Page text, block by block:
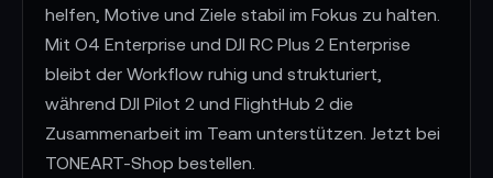
helfen, Motive und Ziele stabil im Fokus zu halten.
Mit O4 Enterprise und DJI RC Plus 2 Enterprise
bleibt der Workflow ruhig und strukturiert,
während DJI Pilot 2 und FlightHub 2 die
Zusammenarbeit im Team unterstützen. Jetzt bei
TONEART-Shop bestellen.